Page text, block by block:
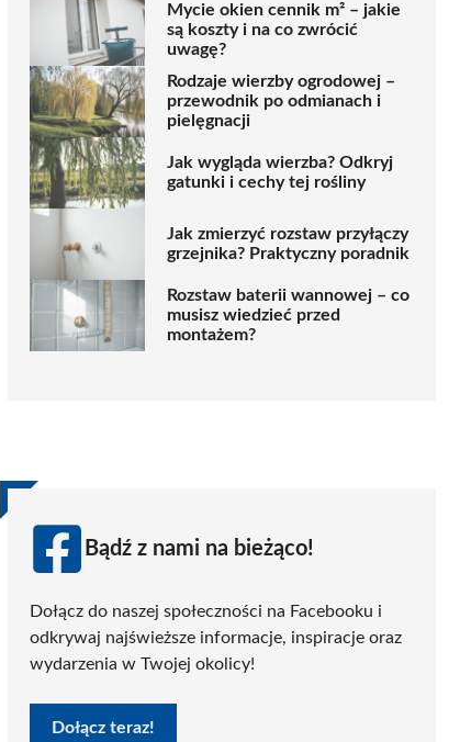
Mycie okien cennik m² – jakie
są koszty i na co zwrócić
uwagę?
Rodzaje wierzby ogrodowej –
przewodnik po odmianach i
pielęgnacji
Jak wygląda wierzba? Odkryj
gatunki i cechy tej rośliny
Jak zmierzyć rozstaw przyłączy
grzejnika? Praktyczny poradnik
Rozstaw baterii wannowej – co
musisz wiedzieć przed
montażem?
Bądź z nami na bieżąco!
Dołącz do naszej społeczności na Facebooku i
odkrywaj najświeższe informacje, inspiracje oraz
wydarzenia w Twojej okolicy!
Dołącz teraz!